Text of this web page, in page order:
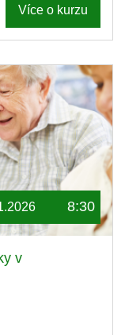
Více o kurzu
8:30
v